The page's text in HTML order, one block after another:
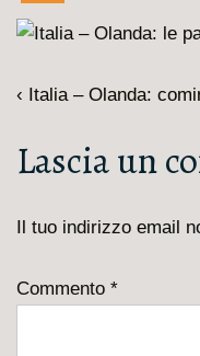
Navigazione
L'articolo
è
‹ Italia – Olanda:
Lascia un
Il tuo indirizzo email
Commento *